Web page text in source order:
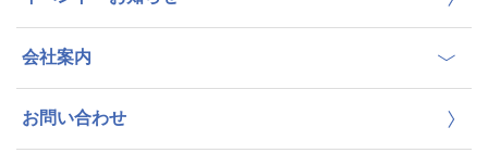
会社案内
お問い合わせ